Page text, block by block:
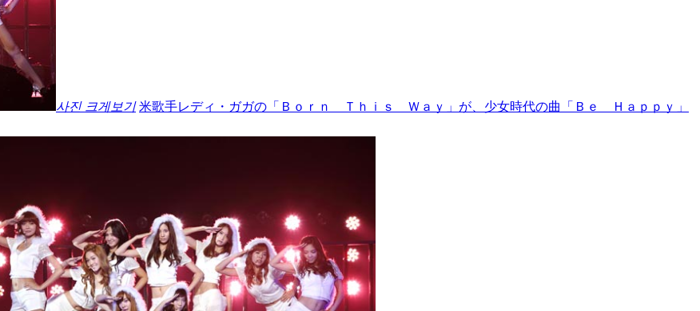
사진 크게보기 米歌手レディ・ガガの「Ｂｏｒｎ Ｔｈｉｓ Ｗａｙ」が、少女時代の曲「Ｂｅ Ｈａｐｐｙ」